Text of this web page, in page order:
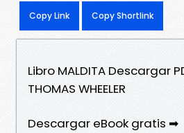
Copy Link Copy Shortlink
Libro MALDITA Descargar
THOMAS WHEELER
Descargar eBook gratis ➡